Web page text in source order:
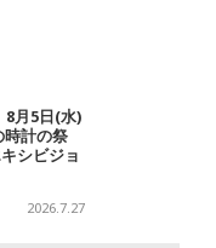
8月5日(水)
時計の祭
シビジョ
2026.7.27